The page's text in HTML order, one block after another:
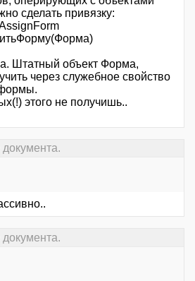
сделать привязку:
Штатный объект Форма,
через служебное свойство
этого не получишь..